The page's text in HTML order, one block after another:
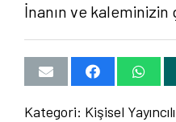
İnanın ve
Kategori: Kişisel